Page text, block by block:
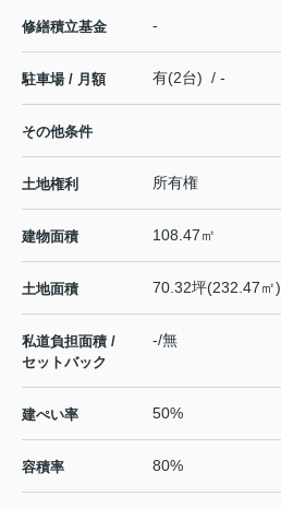
修繕積立基金 -
駐車場 / 月額 有(2台) / -
その他条件
土地権利 所有権
建物面積 108.47㎡
土地面積 70.32坪(232.47㎡)
私道負担面積 /
セットバック
-/無
建ぺい率 50%
容積率 80%